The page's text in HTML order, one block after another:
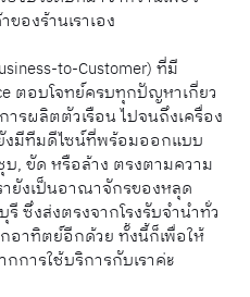
องร้านเราเอง
to-Customer) ที่มี
ตอบโจทย์ครบทุกปัญหาเกี่ยว
รผลิตตัวเรือน ไปจนถึงเครื่อง
งมีทีมดีไซน์ที่พร้อมออกแบบ
บ, ขัด หรือล้าง ตรงตามความ
ยังเป็นอาณาจักรของหลุด
ซึ่งส่งตรงจากโรงรับจำนำทั่ว
อาทิตย์อีกด้วย ทั้งนี้ก็เพื่อให้
การใช้บริการกับเราค่ะ